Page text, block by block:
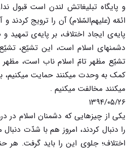
و پایگاه تبلیغاتش لندن است قبول
ائمّه (علیهم‌السّلام) آن را ترویج کردند
پایه‌ی ایجاد اختلاف، بر پایه‌ی
دشمنهای اسلام است، این تشیّع،
تشیّع مظهر تامّ اسلام ناب است،
کمک به وحدت میکنند حمایت
میکنند مخالفت میکنیم .
۱۳۹۴/۰۵/۲۶
یکی از چیزهایی که دشمنان اسلام در
را دنبال کردند، امروز هم با شدّت
اختلاف؛ جلوی این را باید گرفت. هر